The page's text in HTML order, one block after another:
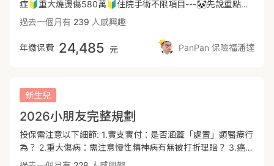
萬，癌症住院1.65萬/天，癌症手術9萬，標靶治療30萬。
三、意外險：(全球+富邦產) ⭐️ 提供意外住院補貼，也有提供
骨折未住院津貼。 💰 意外住院病房費14,250元，意外失
未發育完全，一旦新生兒有醫療紀錄後，會影響承保或理賠。
所以為寶寶規劃保險時，建議出生七天內報完戶口，出院後七
天內完成投保，趁寶寶體況健康時投保。 📷寶寶出生48小時
內醫院會做政府規定之21項檢測。 公費21項篩檢：此項為政府
規定不可等待期，出生第二天會進行抽血，報告大概出生第十
症🔰重大燒燙傷580萬🔰住院手術不限項目---🐼先說重點▶️0
到15歲投保應優先規劃「實支實付醫療險」、「意外險」及
「癌症/重大傷病險」，著重高醫療負擔風險。依《保險法》第
107條，未滿15歲身故僅給付喪葬費用，總額上限為69萬元
（本方案使用全球XTK定期壽險/富邦小額OLA6規劃）。若被
司）的意外險的「意外身故 - 意外身故保險金」的保額 要小於
點檢查保單條款及保障範圍。---📣新生兒爸媽請注意！👶🏼出
生前一個月：事先想好自己的寶貝姓名喔！ 後續報戶口及投保
才不會手忙腳亂喔！👶🏼出生48小時內：進行衛福部指定補助
的「21項新生兒篩檢」，不需要另外加項目檢查。👶🏼出生需達
過去一個月有 239 人感興趣
年繳保費 24,485 元 PanPan 保險福潘達
新生兒
2026小朋友完整規劃
投保需注意以下細節: 1.實支實付：是否涵蓋「處置」類醫療行
為？ 2.重大傷病：需注意慢性精神病有無被打折理賠？ 3.癌症
療程：需注意療程型癌症險有無理賠併發症？ 4.意外失能：需